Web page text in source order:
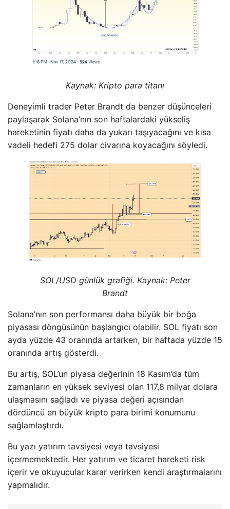
Kaynak: Kripto para titanı
Deneyimli trader Peter Brandt da benzer düşünceleri
paylaşarak Solana’nın son haftalardaki yükseliş
hareketinin fiyatı daha da yukarı taşıyacağını ve kısa
vadeli hedefi 275 dolar civarına koyacağını söyledi.
SOL/USD günlük grafiği. Kaynak: Peter
Brandt
Solana’nın son performansı daha büyük bir boğa
piyasası döngüsünün başlangıcı olabilir. SOL fiyatı son
ayda yüzde 43 oranında artarken, bir haftada yüzde 15
oranında artış gösterdi.
Bu artış, SOL’un piyasa değerinin 18 Kasım’da tüm
zamanların en yüksek seviyesi olan 117,8 milyar dolara
ulaşmasını sağladı ve piyasa değeri açısından
dördüncü en büyük kripto para birimi konumunu
sağlamlaştırdı.
Bu yazı yatırım tavsiyesi veya tavsiyesi
içermemektedir. Her yatırım ve ticaret hareketi risk
içerir ve okuyucular karar verirken kendi araştırmalarını
yapmalıdır.